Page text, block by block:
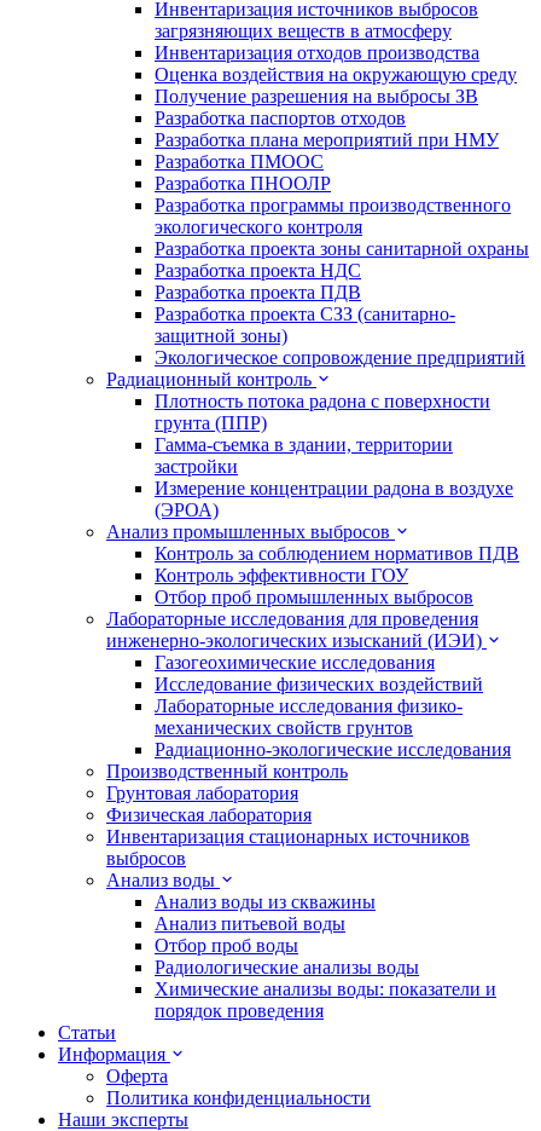
Инвентаризация источников выбросов
загрязняющих веществ в атмосферу
Инвентаризация отходов производства
Оценка воздействия на окружающую среду
Получение разрешения на выбросы ЗВ
Разработка паспортов отходов
Разработка плана мероприятий при НМУ
Разработка ПМООС
Разработка ПНООЛР
Разработка программы производственного
экологического контроля
Разработка проекта зоны санитарной охраны
Разработка проекта НДС
Разработка проекта ПДВ
Разработка проекта СЗЗ (санитарно-
защитной зоны)
Экологическое сопровождение предприятий
Радиационный контроль
Плотность потока радона с поверхности
грунта (ППР)
Гамма-съемка в здании, территории
застройки
Измерение концентрации радона в воздухе
(ЭРОА)
Анализ промышленных выбросов
Контроль за соблюдением нормативов ПДВ
Контроль эффективности ГОУ
Отбор проб промышленных выбросов
Лабораторные исследования для проведения
инженерно-экологических изысканий (ИЭИ)
Газогеохимические исследования
Исследование физических воздействий
Лабораторные исследования физико-
механических свойств грунтов
Радиационно-экологические исследования
Производственный контроль
Грунтовая лаборатория
Физическая лаборатория
Инвентаризация стационарных источников
выбросов
Анализ воды
Анализ воды из скважины
Анализ питьевой воды
Отбор проб воды
Радиологические анализы воды
Химические анализы воды: показатели и
порядок проведения
Статьи
Информация
Оферта
Политика конфиденциальности
Наши эксперты